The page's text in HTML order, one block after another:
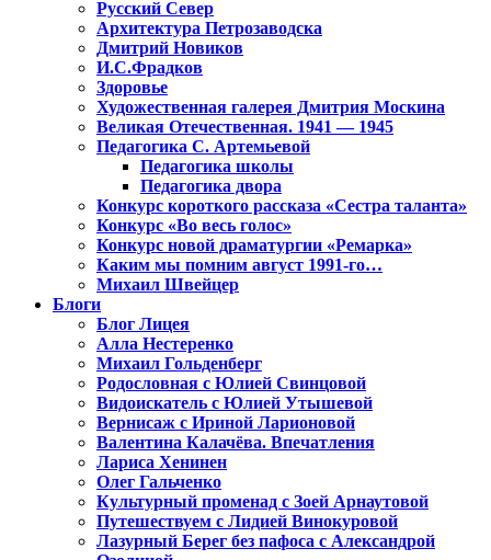
Русский Север
Архитектура Петрозаводска
Дмитрий Новиков
И.С.Фрадков
Здоровье
Художественная галерея Дмитрия Москина
Великая Отечественная. 1941 — 1945
Педагогика С. Артемьевой
Педагогика школы
Педагогика двора
Конкурс короткого рассказа «Сестра таланта»
Конкурс «Во весь голос»
Конкурс новой драматургии «Ремарка»
Каким мы помним август 1991-го…
Михаил Швейцер
Блоги
Блог Лицея
Алла Нестеренко
Михаил Гольденберг
Родословная с Юлией Свинцовой
Видоискатель с Юлией Утышевой
Вернисаж с Ириной Ларионовой
Валентина Калачёва. Впечатления
Лариса Хенинен
Олег Гальченко
Культурный променад с Зоей Арнаутовой
Путешествуем с Лидией Винокуровой
Лазурный Берег без пафоса с Александрой